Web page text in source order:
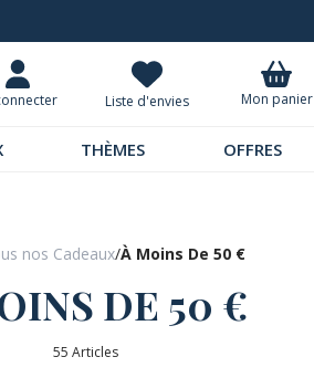
Liste d'envies Mon panier
THÈMES OFFRES
nos Cadeaux/À Moins De 50 €
DE 50 €
55 Articles